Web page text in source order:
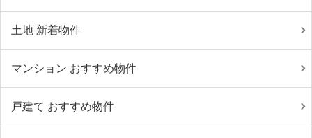
土地 新着物件
マンション おすすめ物件
戸建て おすすめ物件